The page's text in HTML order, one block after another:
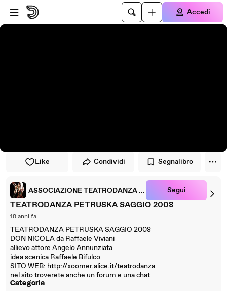
Vai al lettore
Passa al contenuto principale
Accedi
Like Condividi Segnalibro
ASSOCIAZIONE TEATRODANZA PETRUSKA Segui
TEATRODANZA PETRUSKA SAGGIO 2008
18 anni fa
TEATRODANZA PETRUSKA SAGGIO 2008
DON NICOLA da Raffaele Viviani
allievo attore Angelo Annunziata
idea scenica Raffaele Bifulco
SITO WEB: http://xoomer.alice.it/teatrodanza
nel sito troverete anche un forum e una chat
Categoria